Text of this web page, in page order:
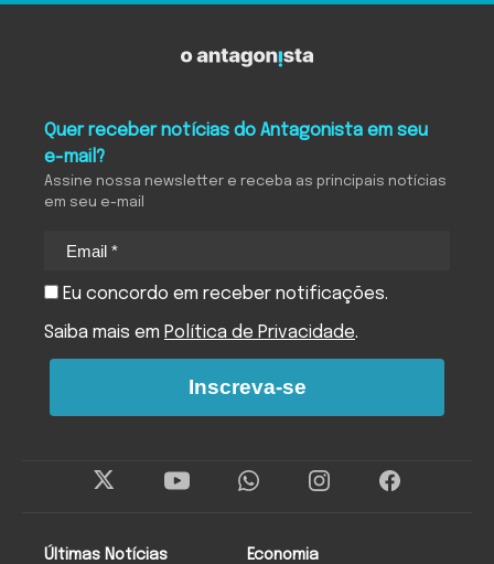
Últimas Notícias Economia
Quer receber notícias do Antagonista em seu
e-mail?
Assine nossa newsletter e receba as principais notícias
em seu e-mail
Eu concordo em receber notificações.
Saiba mais em Política de Privacidade.
Inscreva-se